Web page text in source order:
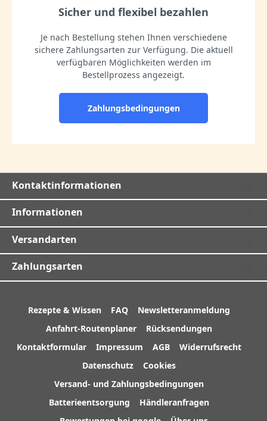
Sicher und flexibel bezahlen
Je nach Bestellung stehen Ihnen verschiedene
sichere Zahlungsarten zur Verfügung. Die aktuell
verfügbaren Möglichkeiten werden im
Bestellprozess angezeigt.
Zahlungsbedingungen
Kontaktinformationen
Informationen
Versandarten
Zahlungsarten
Rezepte & Wissen FAQ
Newsletteranmeldung
Anfahrt-Routenplaner
Rücksendungen
Kontaktformular
Impressum AGB
Widerrufsrecht
Datenschutz
Cookies
Versand- und Zahlungsbedingungen
Batterieentsorgung
Händleranfragen